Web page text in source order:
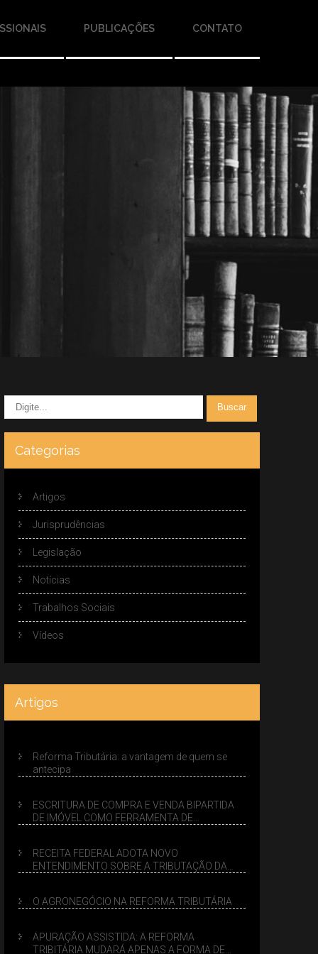
PUBLICAÇÕES CONTATO
Categorias
Artigos
Jurisprudências
Legislação
Notícias
Trabalhos Sociais
Vídeos
Artigos
Reforma Tributária: a vantagem de quem se
antecipa
ESCRITURA DE COMPRA E VENDA BIPARTIDA
DE IMÓVEL COMO FERRAMENTA DE
RECEITA FEDERAL ADOTA NOVO
ENTENDIMENTO SOBRE A TRIBUTAÇÃO DA
O AGRONEGÓCIO NA REFORMA TRIBUTÁRIA
APURAÇÃO ASSISTIDA: A REFORMA
TRIBITÁRIA MUDARÁ APENAS A FORMA DE